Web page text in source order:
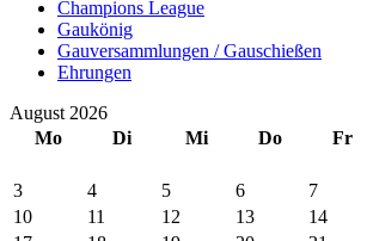
Champions League
Gaukönig
Gauversammlungen / Gauschießen
Ehrungen
August 2026
Mo
Di Mi Do Fr
3
4 5 6 7
10
11 12 13 14